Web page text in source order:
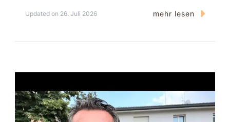
Updated on 26. Juli 2026 mehr lesen